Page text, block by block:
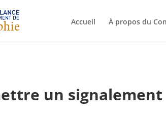
Accueil À propos du
un signalement